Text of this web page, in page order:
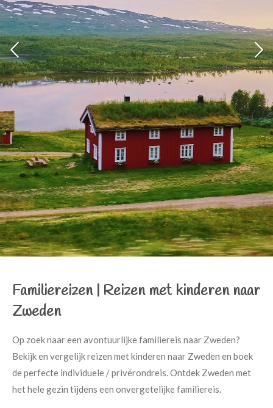
Familiereizen | Reizen met kinderen naar
Zweden
Op zoek naar een avontuurlijke familiereis naar Zweden?
Bekijk en vergelijk reizen met kinderen naar Zweden en boek
de perfecte individuele / privérondreis. Ontdek Zweden met
het hele gezin tijdens een onvergetelijke familiereis.